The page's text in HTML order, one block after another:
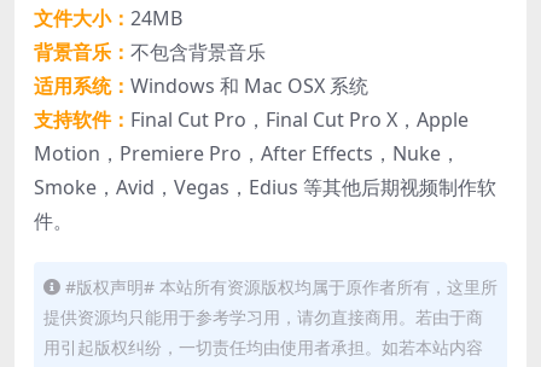
文件大小： 24MB
背景音乐： 不包含背景音乐
适用系统： Windows 和 Mac OSX 系统
支持软件： Final Cut Pro，Final Cut Pro X，Apple
Motion，Premiere Pro，After Effects，Nuke，
Smoke，Avid，Vegas，Edius 等其他后期视频制作软
件。
#版权声明# 本站所有资源版权均属于原作者所有，这里所
提供资源均只能用于参考学习用，请勿直接商用。若由于商
用引起版权纠纷，一切责任均由使用者承担。如若本站内容